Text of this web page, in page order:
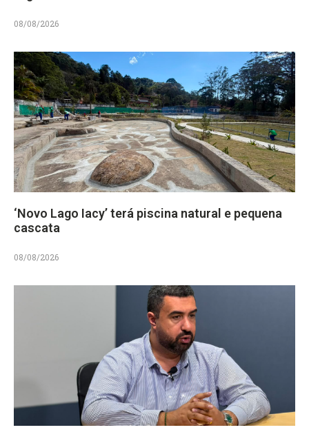
08/08/2026
‘Novo Lago Iacy’ terá piscina natural e pequena
cascata
08/08/2026